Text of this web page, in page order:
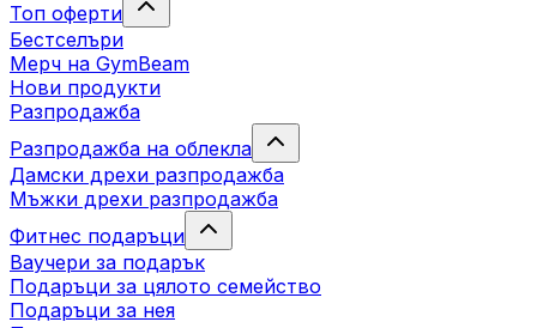
Топ оферти
Бестселъри
Мерч на GymBeam
Нови продукти
Разпродажба
Разпродажба на облекла
Дамски дрехи разпродажба
Мъжки дрехи разпродажба
Фитнес подаръци
Ваучери за подарък
Подаръци за цялото семейство
Подаръци за нея